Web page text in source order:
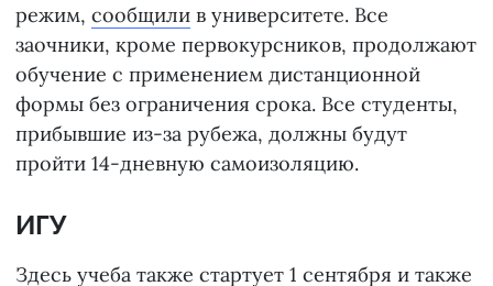
режим, сообщили в университете. Все
заочники, кроме первокурсников, продолжают
обучение с применением дистанционной
формы без ограничения срока. Все студенты,
прибывшие из-за рубежа, должны будут
пройти 14-дневную самоизоляцию.
ИГУ
Здесь учеба также стартует 1 сентября и также